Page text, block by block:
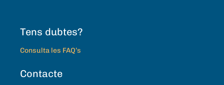
Tens dubtes?
Consulta les FAQ’s
Contacte